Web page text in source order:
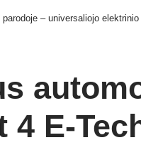
– universaliojo elektrinio
4 E-